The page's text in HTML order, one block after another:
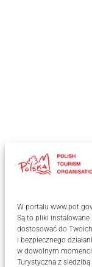
W portalu
Są to pliki instalowane
dostosować do
i bezpiecznego
w dowolnym
Turystyczna z